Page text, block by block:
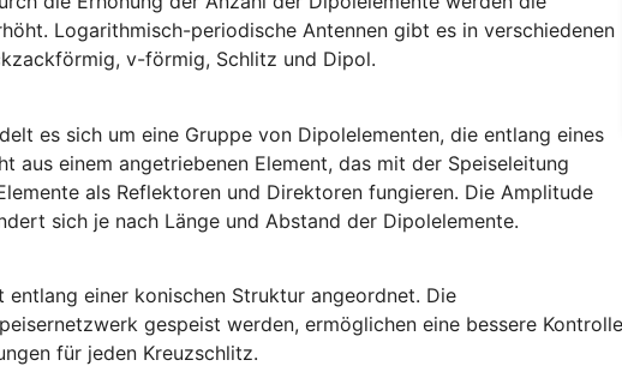
Logarithmisch-periodische Antennen gibt es in verschiedenen
v-förmig, Schlitz und Dipol.
es sich um eine Gruppe von Dipolelementen, die entlang eines
aus einem angetriebenen Element, das mit der Speiseleitung
als Reflektoren und Direktoren fungieren. Die Amplitude
sich je nach Länge und Abstand der Dipolelemente.
einer konischen Struktur angeordnet. Die
gespeist werden, ermöglichen eine bessere Kontrolle
für jeden Kreuzschlitz.